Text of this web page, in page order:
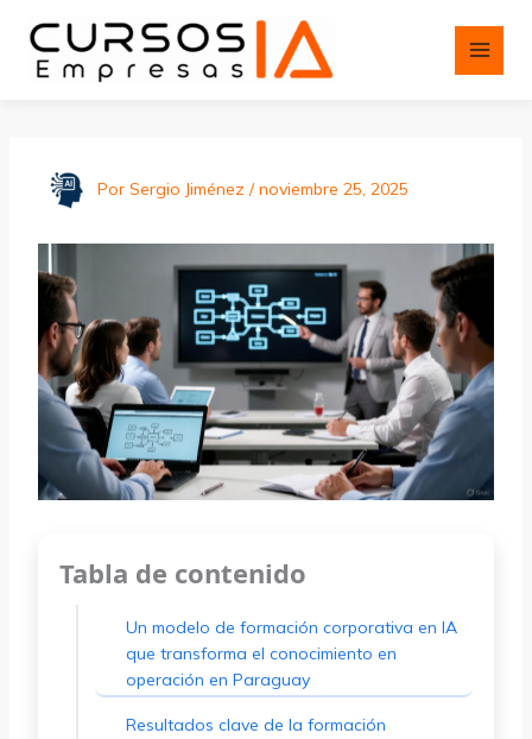
Por Sergio Jiménez /noviembre 25, 2025
Tabla de contenido
Un modelo de formación corporativa en IA
que transforma el conocimiento en
operación en Paraguay
Resultados clave de la formación